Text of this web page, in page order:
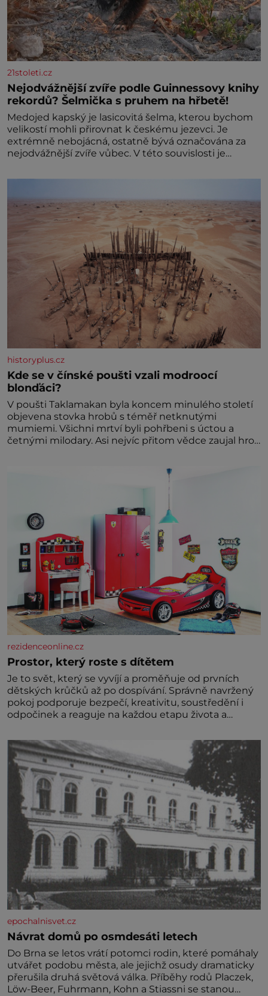
21stoleti.cz
Nejodvážnější zvíře podle Guinnessovy knihy
rekordů? Šelmička s pruhem na hřbetě!
Medojed kapský je lasicovitá šelma, kterou bychom
velikostí mohli přirovnat k českému jezevci. Je
extrémně nebojácná, ostatně bývá označována za
nejodvážnější zvíře vůbec. V této souvislosti je
historyplus.cz
Kde se v čínské poušti vzali modroocí
blonďáci?
V poušti Taklamakan byla koncem minulého století
objevena stovka hrobů s téměř netknutými
mumiemi. Všichni mrtví byli pohřbeni s úctou a
četnými milodary. Asi nejvíc přitom vědce zaujal hrob
dávných lidí nesmírně dobře zachovalá, přičítají
odborníci zdejším klimatickým podmínkám. Sucho,
rezidenceonline.cz
Prostor, který roste s dítětem
Je to svět, který se vyvíjí a proměňuje od prvních
dětských krůčků až po dospívání. Správně navržený
pokoj podporuje bezpečí, kreativitu, soustředění i
odpočinek a reaguje na každou etapu života a
jednoduchost, měkkost a bezpečí, proto by pokoj
miminka měl působit především klidně a útulně.
Předškolní věk je
epochalnisvet.cz
Návrat domů po osmdesáti letech
Do Brna se letos vrátí potomci rodin, které pomáhaly
utvářet podobu města, ale jejichž osudy dramaticky
přerušila druhá světová válka. Příběhy rodů Placzek,
Löw-Beer, Fuhrmann, Kohn a Stiassni se stanou